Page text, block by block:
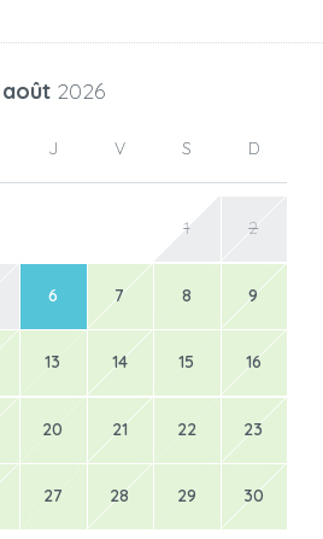
août 2026
J V S D
1 2
6 7 8 9
13 14 15 16
20 21 22 23
27 28 29 30